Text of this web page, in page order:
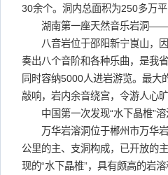
30余个。洞内总面积为250多万
湖南第一座天然音乐岩洞——
八音岩位于邵阳新宁崀山，因
奏出八个音阶和各种乐曲，是我
同时容纳5000人进岩游览。最大
敲响，岩内余音绕宫，令游人心旷
中国第一次发现“水下晶椎”
万华岩溶洞位于郴州市万华岩
公里的主、支洞构成，已开放的
现的“水下晶椎”，具有颇高的岩溶